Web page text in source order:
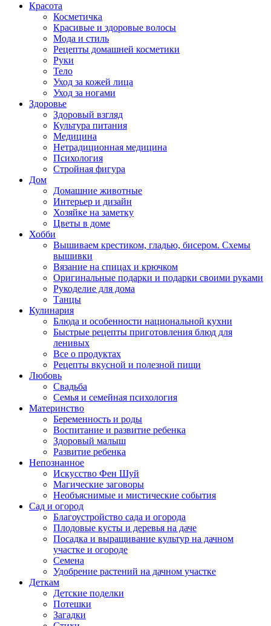
Красота
Косметичка
Красивые и здоровые волосы
Мода и стиль
Рецепты домашней косметики
Руки
Тело
Уход за кожей лица
Уход за ногами
Здоровье
Здоровый взгляд
Культура питания
Медицина
Нетрадиционная медицина
Психология
Стройная фигура
Дом
Домашние животные
Интерьер и дизайн
Хозяйке на заметку
Цветы в доме
Хобби
Вышиваем крестиком, гладью, бисером. Схемы
вышивки
Вязание на спицах и крючком
Оригинальные подарки и подарки своими руками
Рукоделие для дома
Танцы
Кулинария
Блюда и особенности национальной кухни
Быстрые рецепты приготовления блюд для
ленивых
Все о продуктах
Рецепты вкусной и полезной пищи
Любовь
Свадьба
Семья и семейная психология
Материнство
Беременность и роды
Воспитание и развитие ребенка
Здоровый малыш
Развитие ребенка
Непознанное
Искусство Фен Шуй
Магические заговоры
Необъяснимые и мистические события
Сад и огород
Благоустройство сада и огорода
Плодовые кусты и деревья на даче
Посадка и выращивание культур на дачном
участке и огороде
Семена
Удобрение растений на дачном участке
Деткам
Детские поделки
Потешки
Загадки